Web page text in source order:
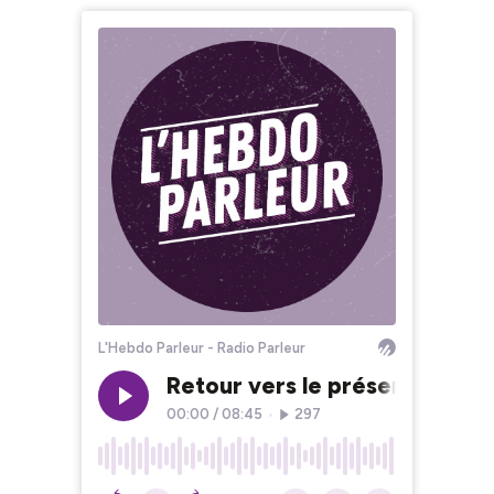
L'Hebdo Parleur - Radio Parleur
Retour vers le présent
00:00 / 08:45 297